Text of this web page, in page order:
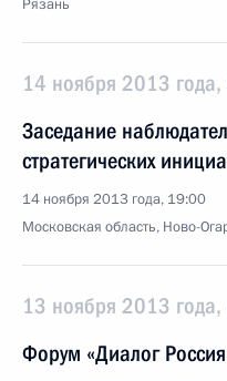
Рязань
14 ноября 2013 года,
Заседание
стратегических
14 ноября 2013 года, 19:00
Московская область, Ново-
13 ноября 2013 года,
Форум «Диалог